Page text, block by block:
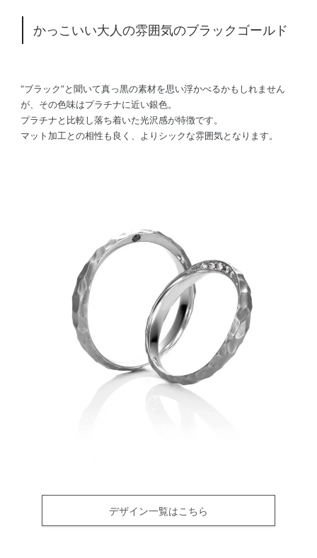
かっこいい大人の雰囲気のブラックゴールド
“ブラック”と聞いて真っ黒の素材を思い浮かべるかもしれません
が、その色味はプラチナに近い銀色。
プラチナと比較し落ち着いた光沢感が特徴です。
マット加工との相性も良く、よりシックな雰囲気となります。
デザイン一覧はこちら